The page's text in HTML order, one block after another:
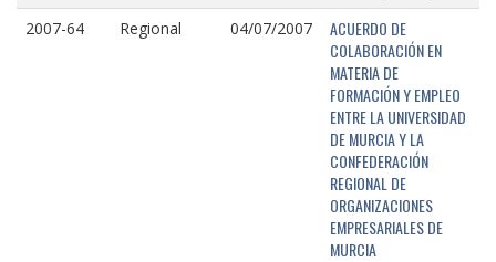
2007-64 Regional 04/07/2007
ACUERDO DE
COLABORACIÓN EN
MATERIA DE
FORMACIÓN Y EMPLEO
ENTRE LA UNIVERSIDAD
DE MURCIA Y LA
CONFEDERACIÓN
REGIONAL DE
ORGANIZACIONES
EMPRESARIALES DE
MURCIA